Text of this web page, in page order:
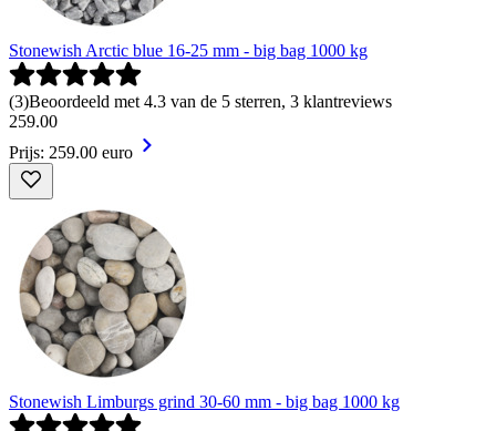
Stonewish Arctic blue 16-25 mm - big bag 1000 kg
(3)Beoordeeld met 4.3 van de 5 sterren, 3 klantreviews
259.00
Prijs: 259.00 euro
Stonewish Limburgs grind 30-60 mm - big bag 1000 kg